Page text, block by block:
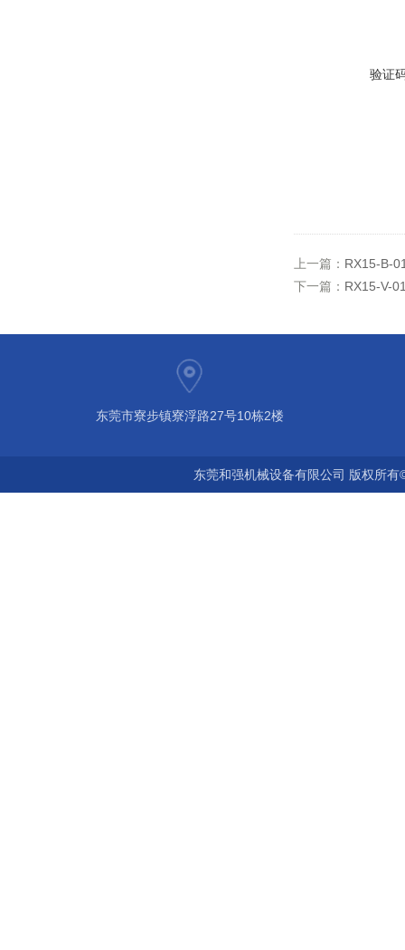
验证
上一篇： RX15-B-
下一篇： RX15-V-
东莞市寮步镇寮浮路27号10栋2楼
东莞和强机械设备有限公司 版权所